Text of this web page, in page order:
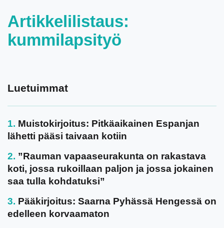
Artikkelilistaus:
kummilapsityö
Luetuimmat
Muistokirjoitus: Pitkäaikainen Espanjan
lähetti pääsi taivaan kotiin
”Rauman vapaaseurakunta on rakastava
koti, jossa rukoillaan paljon ja jossa jokainen
saa tulla kohdatuksi”
Pääkirjoitus: Saarna Pyhässä Hengessä on
edelleen korvaamaton